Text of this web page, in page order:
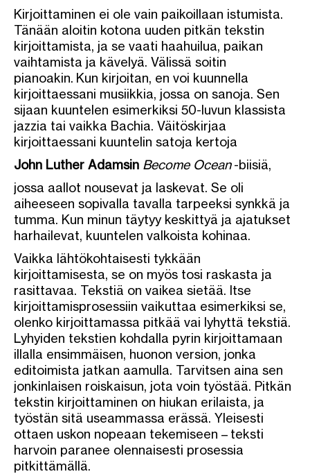
Kirjoittaminen ei ole vain paikoillaan istumista.
Tänään aloitin kotona uuden pitkän tekstin
kirjoittamista, ja se vaati haahuilua, paikan
vaihtamista ja kävelyä. Välissä soitin
pianoakin. Kun kirjoitan, en voi kuunnella
kirjoittaessani musiikkia, jossa on sanoja. Sen
sijaan kuuntelen esimerkiksi 50-luvun klassista
jazzia tai vaikka Bachia. Väitöskirjaa
kirjoittaessani kuuntelin satoja kertoja
John Luther Adamsin Become Ocean-biisiä,
jossa aallot nousevat ja laskevat. Se oli
aiheeseen sopivalla tavalla tarpeeksi synkkä ja
tumma. Kun minun täytyy keskittyä ja ajatukset
harhailevat, kuuntelen valkoista kohinaa.
Vaikka lähtökohtaisesti tykkään
kirjoittamisesta, se on myös tosi raskasta ja
rasittavaa. Tekstiä on vaikea sietää. Itse
kirjoittamisprosessiin vaikuttaa esimerkiksi se,
olenko kirjoittamassa pitkää vai lyhyttä tekstiä.
Lyhyiden tekstien kohdalla pyrin kirjoittamaan
illalla ensimmäisen, huonon version, jonka
editoimista jatkan aamulla. Tarvitsen aina sen
jonkinlaisen roiskaisun, jota voin työstää. Pitkän
tekstin kirjoittaminen on hiukan erilaista, ja
työstän sitä useammassa erässä. Yleisesti
ottaen uskon nopeaan tekemiseen – teksti
harvoin paranee olennaisesti prosessia
pitkittämällä.